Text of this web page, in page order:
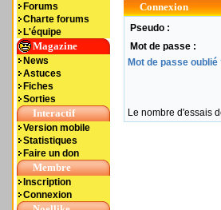
Forums
Charte forums
L'équipe
Magazine
News
Astuces
Fiches
Sorties
Interactif
Version mobile
Statistiques
Faire un don
Membre
Inscription
Connexion
Connexion
Pseudo :
Mot de passe :
Mot de passe oublié
Le nombre d'essais